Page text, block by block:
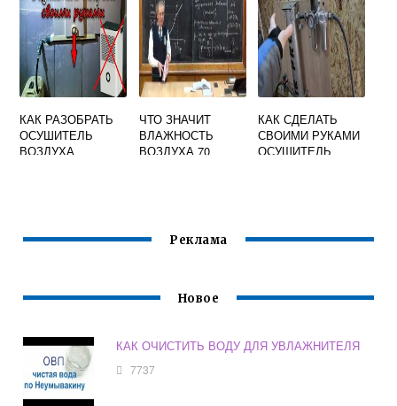
КАК РАЗОБРАТЬ
ОСУШИТЕЛЬ
ВОЗДУХА
ЧТО ЗНАЧИТ
ВЛАЖНОСТЬ
ВОЗДУХА 70
КАК СДЕЛАТЬ
СВОИМИ РУКАМИ
ОСУШИТЕЛЬ
Реклама
Новое
КАК ОЧИСТИТЬ ВОДУ ДЛЯ УВЛАЖНИТЕЛЯ
7737